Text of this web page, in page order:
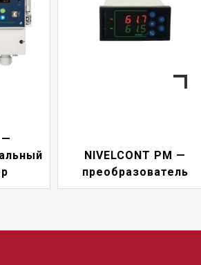
—
NIVELCONT PM —
преобразователь